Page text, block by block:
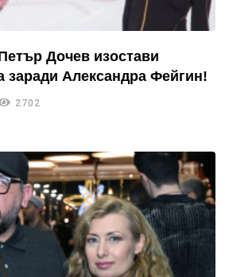
Дочев изостави
заради Александра Фейгин!
2702